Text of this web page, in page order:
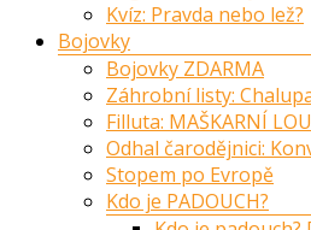
Kvíz: Pravda nebo lež?
Bojovky
Bojovky ZDARMA
Záhrobní listy:
Filluta: MAŠKARNÍ
Odhal čarodějnici:
Stopem po Evropě
Kdo je PADOUCH?